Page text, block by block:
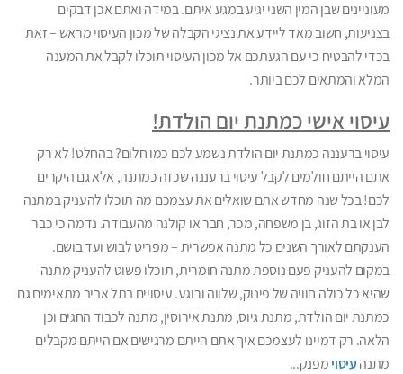
מעוניינים שבן המין השני יגיע במגע איתם. במידה ואתם אכן דבקים
בצניעות, חשוב מאד ליידע את נציגי הקבלה של מכון העיסוי מראש – זאת
בכדי להבטיח כי עם הגעתכם אל מכון העיסוי תוכלו לקבל את המענה
המלא והמתאים לכם ביותר.
עיסוי אישי כמתנת יום הולדת!
עיסוי ברעננה כמתנת יום הולדת נשמע לכם כמו חלום? בהחלט! לא רק
אתם הייתם חולמים לקבל עיסוי ברעננה שכזה כמתנה, אלא גם היקרים
לכם! בכל שנה מחדש אתם שואלים את עצמכם מה תוכלו להעניק במתנה
לבן או בת הזוג, בן משפחה, מכר, חבר או קולגה מהעבודה. נדמה כי כבר
הענקתם לאורך השנים כל מתנה אפשרית – מפריט לבוש ועד בושם.
במקום להעניק פעם נוספת מתנה חומרית, תוכלו פשוט להעניק מתנה
שהיא כל כולה חוויה של פינוק, שלווה ורוגע. עיסויים בתל אביב מתאימים גם
כמתנת יום הולדת, מתנת גיוס, מתנת אירוסין, מתנה לכבוד החגים וכן
הלאה. רק דמיינו לעצמכם איך אתם הייתם מרגישים אם הייתם מקבלים
מתנה עיסוי מפנק...